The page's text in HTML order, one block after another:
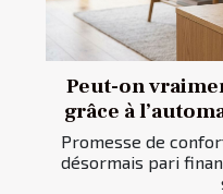
Peut-on
grâce à
Promesse de
désormais pari